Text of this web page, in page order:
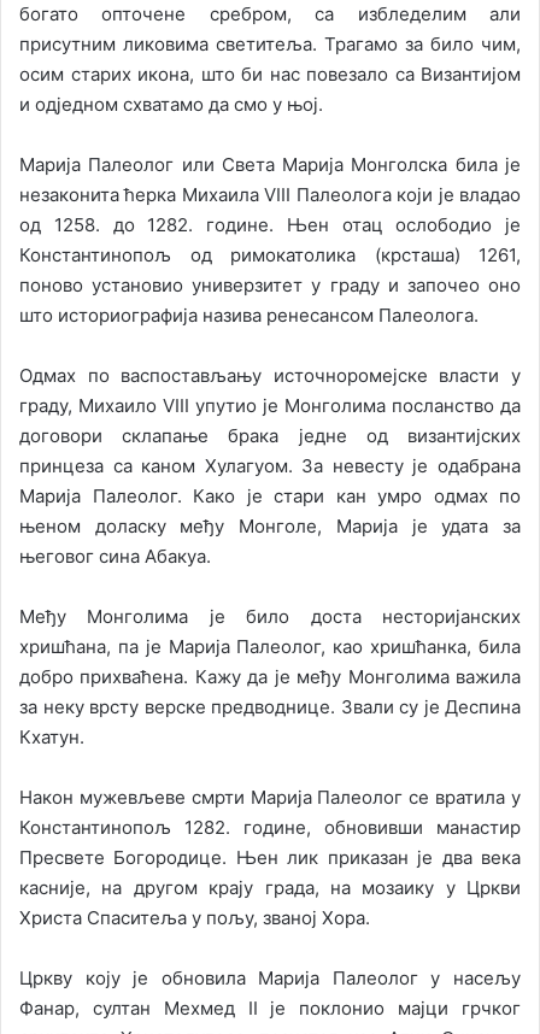
богато опточене сребром, са избледелим али
присутним ликовима светитеља. Трагамо за било чим,
осим старих икона, што би нас повезало са Византијом
и одједном схватамо да смо у њој.
Марија Палеолог или Света Марија Монголска била је
незаконита ћерка Михаила VIII Палеолога који је владао
од 1258. до 1282. године. Њен отац ослободио је
Константинопољ од римокатолика (крсташа) 1261,
поново установио универзитет у граду и започео оно
што историографија назива ренесансом Палеолога.
Одмах по васпостављању источноромејске власти у
граду, Михаило VIII упутио је Монголима посланство да
договори склапање брака једне од византијских
принцеза са каном Хулагуом. За невесту је одабрана
Марија Палеолог. Како је стари кан умро одмах по
њеном доласку међу Монголе, Марија је удата за
његовог сина Абакуа.
Међу Монголима је било доста несторијанских
хришћана, па је Марија Палеолог, као хришћанка, била
добро прихваћена. Кажу да је међу Монголима важила
за неку врсту верске предводнице. Звали су је Деспина
Кхатун.
Након мужевљеве смрти Марија Палеолог се вратила у
Константинопољ 1282. године, обновивши манастир
Пресвете Богородице. Њен лик приказан је два века
касније, на другом крају града, на мозаику у Цркви
Христа Спаситеља у пољу, званој Хора.
Цркву коју је обновила Марија Палеолог у насељу
Фанар, султан Мехмед II је поклонио мајци грчког